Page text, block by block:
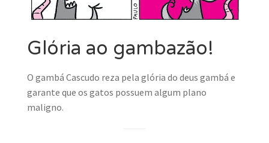
Glória ao gambazão!
O gambá Cascudo reza pela glória do deus gambá e
garante que os gatos possuem algum plano
maligno.